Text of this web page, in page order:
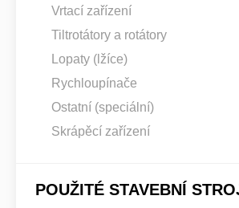
Vrtací zařízení
Tiltrotátory a rotátory
Lopaty (lžíce)
Rychloupínače
Ostatní (speciální)
Skrápěcí zařízení
POUŽITÉ STAVEBNÍ